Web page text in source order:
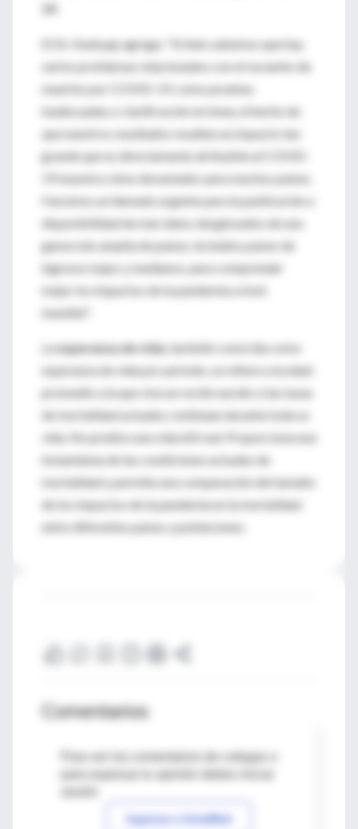
19
El Dr. Kashyap agrega: "Si bien sabemos que hay
varios problemas relacionados con el recuento de
muertes por COVID-19, como pruebas
inadecuadas o clasificación errónea, el hecho de
que nuestros resultados resalten un impacto tan
grande que es directamente atribuible al COVID-
19 muestra cómo devastador para muchos países.
Hacemos un llamado urgente para la publicación y
disponibilidad de más datos desglosados ​​de una
gama más amplia de países, incluidos países de
ingresos bajos y medianos, para comprender
mejor los impactos de la pandemia a nivel
mundial".
Laesperanza de vida, también conocida como
esperanza de vida por período, se refiere a la edad
promedio a la que vive un recién nacido si las tasas
de mortalidad actuales continúan durante toda su
vida. No predice una vida útil real. Proporciona una
instantánea de las condiciones actuales de
mortalidad y permite una comparación del tamaño
de los impactos de la pandemia en la mortalidad
entre diferentes países y poblaciones.
Comentarios
Para ver los comentarios de colegas o
Ingresar a IntraMed